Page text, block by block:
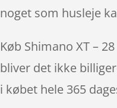
noget som husleje
Køb Shimano XT –
bliver det ikke
i købet hele 365